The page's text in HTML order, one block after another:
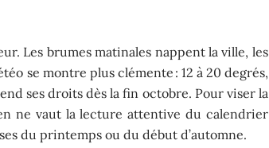
Les brumes matinales nappent la ville, les
se montre plus clémente : 12 à 20 degrés,
ses droits dès la fin octobre. Pour viser la
ne vaut la lecture attentive du calendrier
du printemps ou du début d’automne.